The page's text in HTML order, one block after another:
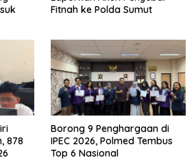
Fitnah ke Polda Sumut
878
Borong 9 Penghargaan di
IPEC 2026, Polmed Tembus
Top 6 Nasional